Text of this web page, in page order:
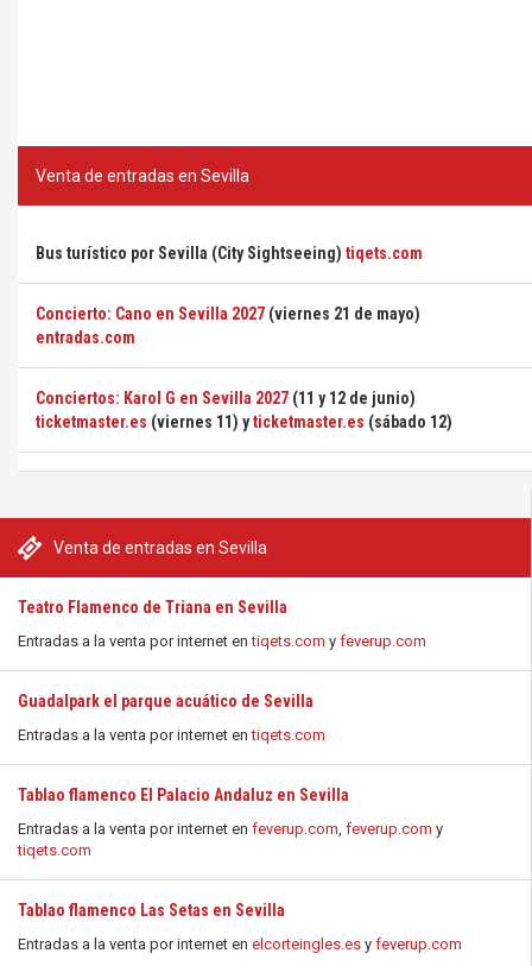
Venta de entradas en Sevilla
Teatro Flamenco de Triana en Sevilla
Entradas a la venta por internet entiqets.com y feverup.com
Guadalpark el parque acuático de Sevilla
Entradas a la venta por internet entiqets.com
Tablao flamenco El Palacio Andaluz en Sevilla
Entradas a la venta por internet en feverup.com, feverup.com y
tiqets.com
Tablao flamenco Las Setas en Sevilla
Entradas a la venta por internet en elcorteingles.es y feverup.com
Venta de entradas en Sevilla
Bus turístico por Sevilla (City Sightseeing) tiqets.com
Concierto: Cano en Sevilla 2027 (viernes 21 de mayo)
entradas.com
Conciertos: Karol G en Sevilla 2027 (11 y 12 de junio)
ticketmaster.es (viernes 11) yticketmaster.es (sábado 12)